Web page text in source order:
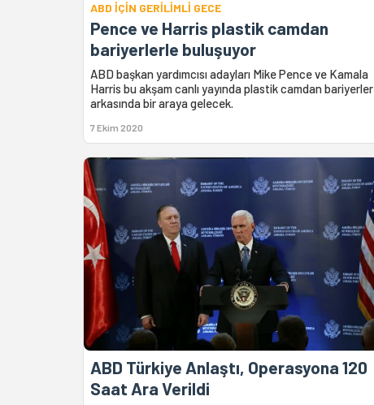
ABD İÇİN GERİLİMLİ GECE
Pence ve Harris plastik camdan
bariyerlerle buluşuyor
ABD başkan yardımcısı adayları Mike Pence ve Kamala
Harris bu akşam canlı yayında plastik camdan bariyerler
arkasında bir araya gelecek.
7 Ekim 2020
ABD Türkiye Anlaştı, Operasyona 120
Saat Ara Verildi